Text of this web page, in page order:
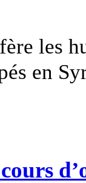
les
en